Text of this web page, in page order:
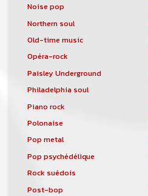
Noise pop
Northern soul
Old-time music
Opéra-rock
Paisley Underground
Philadelphia soul
Piano rock
Polonaise
Pop metal
Pop psychédélique
Rock suédois
Post-bop